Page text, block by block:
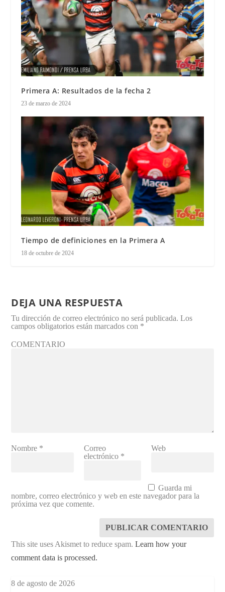
Primera A: Resultados de la fecha 2
23 de marzo de 2024
Tiempo de definiciones en la Primera A
18 de octubre de 2024
DEJA UNA RESPUESTA
Tu dirección de correo electrónico no será publicada. Los
campos obligatorios están marcados con *
COMENTARIO
Nombre *
Correo
electrónico *
Web
Guarda mi
nombre, correo electrónico y web en este navegador para la
próxima vez que comente.
This site uses Akismet to reduce spam.Learn how your
comment data is processed.
8 de agosto de 2026